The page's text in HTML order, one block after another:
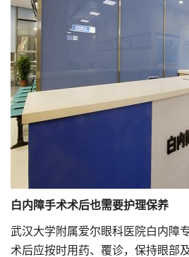
白内障手术术后也需要护理保养
武汉大学附属爱尔眼科医院白内障
术后应按时用药、覆诊，保持眼部